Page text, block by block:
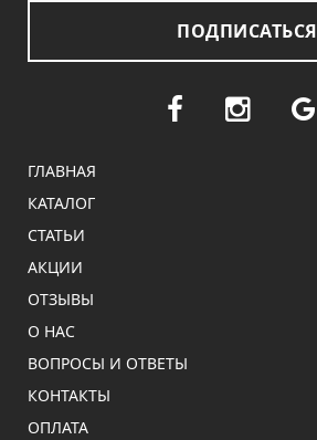
ПОДПИСАТЬСЯ
ГЛАВНАЯ
КАТАЛОГ
СТАТЬИ
АКЦИИ
ОТЗЫВЫ
О НАС
ВОПРОСЫ И ОТВЕТЫ
КОНТАКТЫ
ОПЛАТА